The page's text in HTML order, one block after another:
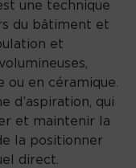
une technique
du bâtiment et
et
en céramique.
d’aspiration, qui
et maintenir la
la positionner
direct.